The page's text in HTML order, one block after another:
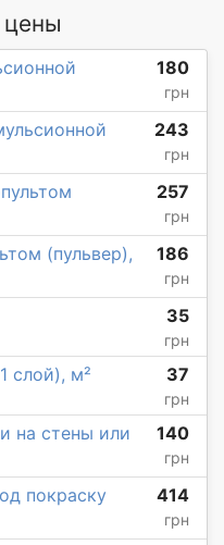
180
грн
243
грн
257
грн
(пульвер),
186
грн
35
грн
слой), м² 37
грн
на стены или
140
грн
покраску
414
грн